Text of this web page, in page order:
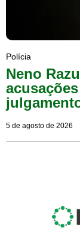
Polícia
Neno
5 de agosto de 2026